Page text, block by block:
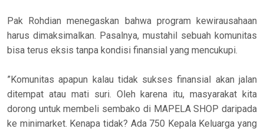
Pak Rohdian menegaskan bahwa program kewirausahaan
harus dimaksimalkan. Pasalnya, mustahil sebuah komunitas
bisa terus eksis tanpa kondisi finansial yang mencukupi.
”Komunitas apapun kalau tidak sukses finansial akan jalan
ditempat atau mati suri. Oleh karena itu, masyarakat kita
dorong untuk membeli sembako di MAPELA SHOP daripada
ke minimarket. Kenapa tidak? Ada 750 Kepala Keluarga yang